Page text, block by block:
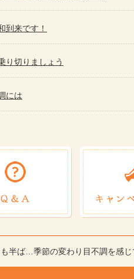
到来です！
り切りましょう
には
半ば…季節の変わり目不調を感じ